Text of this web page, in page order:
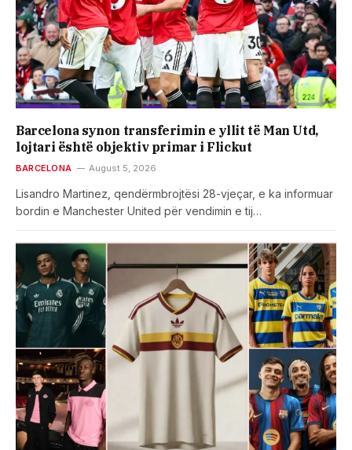
Barcelona synon transferimin e yllit të Man Utd,
lojtari është objektiv primar i Flickut
BARCELONA August 5, 2026
Lisandro Martinez, qendërmbrojtësi 28-vjeçar, e ka informuar
bordin e Manchester United për vendimin e tij…